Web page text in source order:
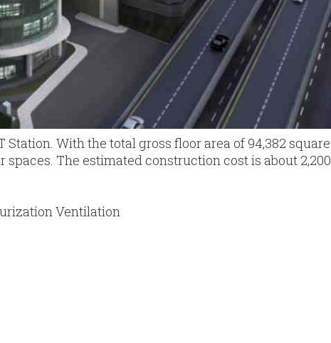
Station. With the total gross floor area of 94,382 square
spaces. The estimated construction cost is about 2,200
Ventilation